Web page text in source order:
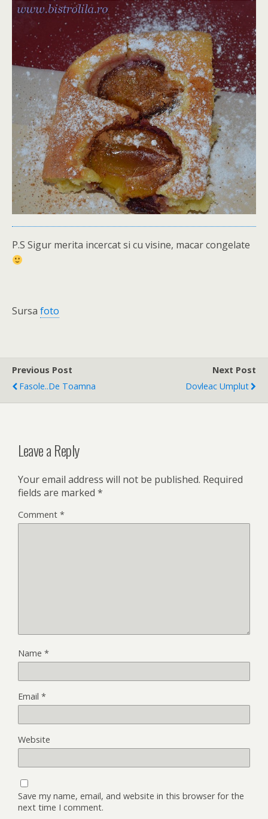
P.S Sigur merita incercat si cu visine, macar congelate
Sursa foto
Previous Post
Fasole..de Toamna
Next Post
Dovleac Umplut
Leave a Reply
Your email address will not be published. Required
fields are marked *
Comment *
Name *
Email *
Website
Save my name, email, and website in this browser for the
next time I comment.